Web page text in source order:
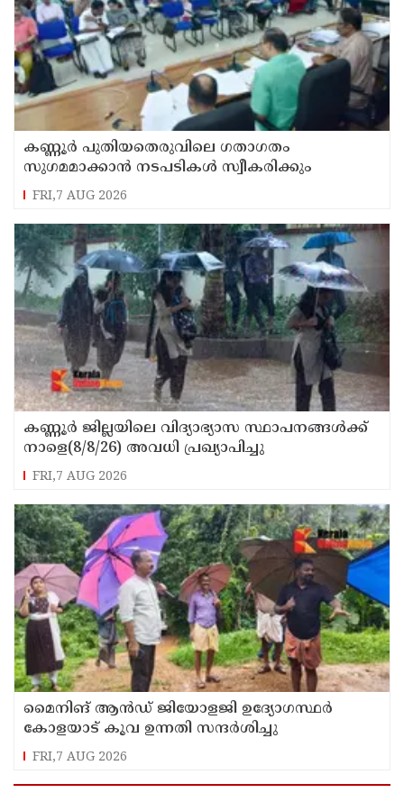
കണ്ണൂർ പുതിയതെരുവിലെ ഗതാഗതം
സുഗമമാക്കാന്‍ നടപടികള്‍ സ്വീകരിക്കും
FRI,7 AUG 2026
കണ്ണൂർ ജില്ലയിലെ വിദ്യാഭ്യാസ സ്ഥാപനങ്ങള്‍ക്ക്
നാളെ(8/8/26) അവധി പ്രഖ്യാപിച്ചു
FRI,7 AUG 2026
മൈനിങ് ആൻഡ്​ ജിയോളജി ഉദ്യോഗസ്ഥർ
കോളയാട് കൂവ ഉന്നതി സന്ദർശിച്ചു
FRI,7 AUG 2026